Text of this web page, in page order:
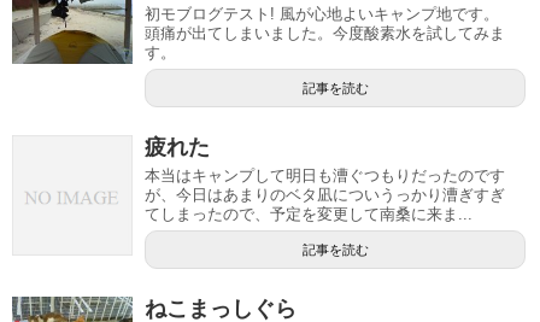
初モブログテスト! 風が心地よいキャンプ地です。
頭痛が出てしまいました。今度酸素水を試してみま
す。
記事を読む
疲れた
本当はキャンプして明日も漕ぐつもりだったのです
が、今日はあまりのベタ凪についうっかり漕ぎすぎ
てしまったので、予定を変更して南桑に来ま...
記事を読む
ねこまっしぐら